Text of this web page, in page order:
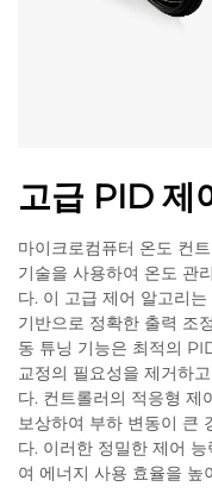
고급 PID 제
마이크로컴퓨터 온도 컨
기술을 사용하여 온도 관
다. 이 고급 제어 알고리
기반으로 정확한 출력 조
동 튜닝 기능은 최적의
교정의 필요성을 제거하
다. 컨트롤러의 적응형 제
보상하여 부하 변동이 큰
다. 이러한 정밀한 제어
여 에너지 사용 효율을 높